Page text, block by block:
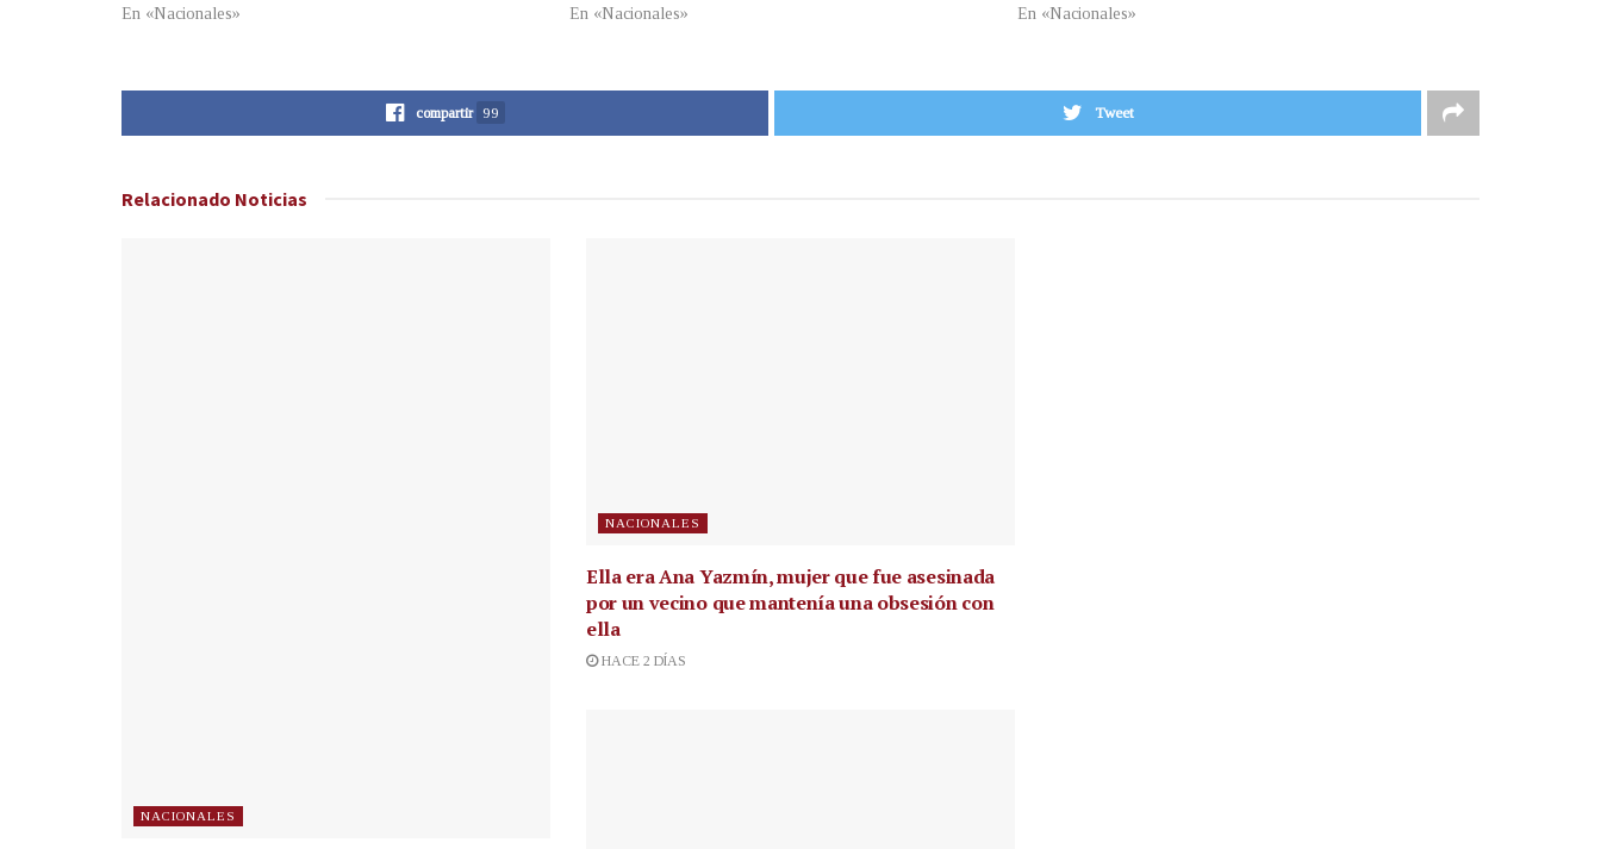
En «Nacionales»
En «Nacionales»
En «Nacionales»
compartir 99 Tweet
Relacionado Noticias
NACIONALES
NACIONALES
Ella era Ana Yazmín, mujer que fue asesinada
por un vecino que mantenía una obsesión con
ella
HACE 2 DÍAS